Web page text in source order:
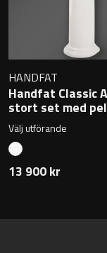
HANDFAT
Handfat Classic
stort set med
Välj utförande
13 900 kr